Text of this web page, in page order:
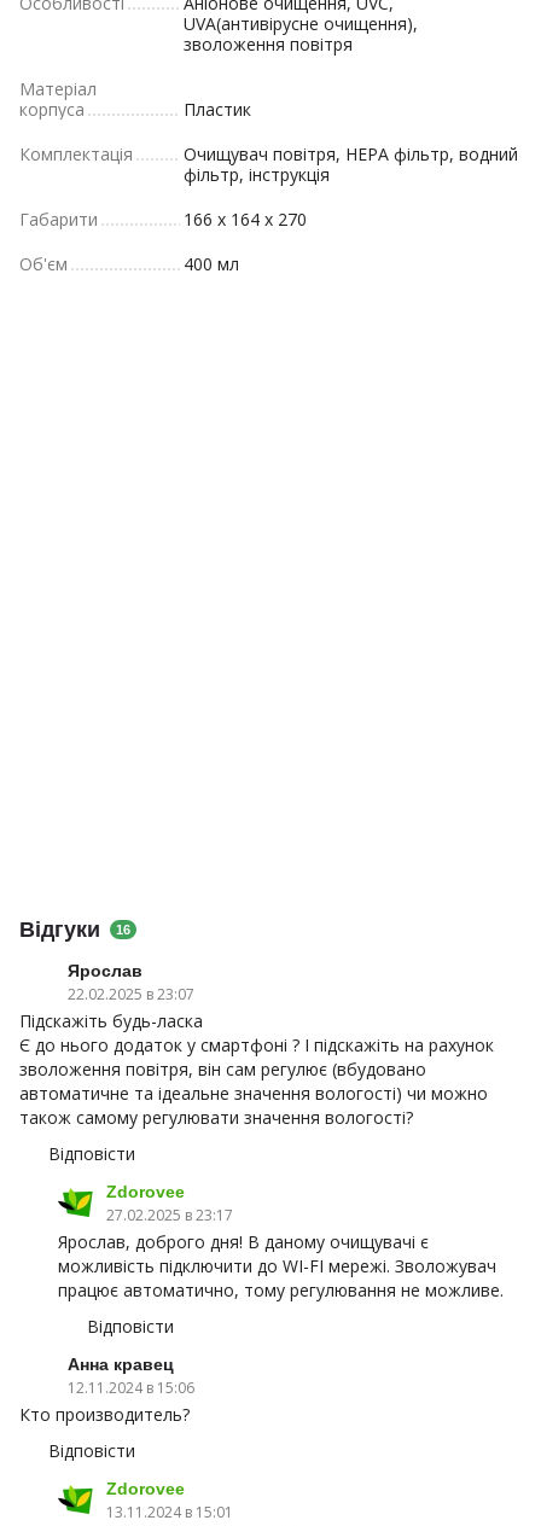
UVA(антивірусне очищення),
зволоження повітря
Матеріал
корпуса
Пластик
Комплектація
Очищувач повітря, HEPA фільтр, водний
фільтр, інструкція
Габарити
166 x 164 x 270
Об'єм
400 мл
Відгуки 16
Ярослав
22.02.2025 в 23:07
Підскажіть будь-ласка
Є до нього додаток у смартфоні ? І підскажіть на рахунок
зволоження повітря, він сам регулює (вбудовано
автоматичне та ідеальне значення вологості) чи можно
також самому регулювати значення вологості?
Відповісти
Zdorovee
27.02.2025 в 23:17
Ярослав, доброго дня! В даному очищувачі є
можливість підключити до WI-FI мережі. Зволожувач
працює автоматично, тому регулювання не можливе.
Відповісти
Анна кравец
12.11.2024 в 15:06
Кто производитель?
Відповісти
Zdorovee
13.11.2024 в 15:01